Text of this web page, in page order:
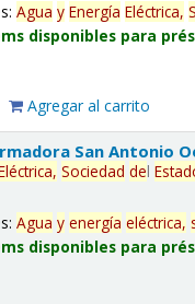
Agua y Energía Eléctrica,
disponibles para
Agregar al carrito
San Antonio
Sociedad del
Agua y energía eléctrica,
disponibles para